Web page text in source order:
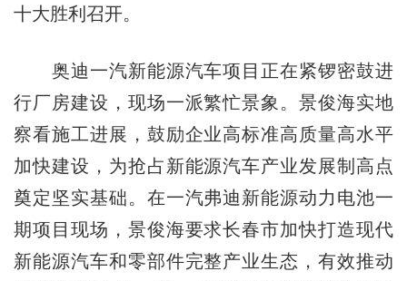
十大胜利召开。
奥迪一汽新能源汽车项目正在紧锣密鼓进
行厂房建设，现场一派繁忙景象。景俊海实地
察看施工进展，鼓励企业高标准高质量高水平
加快建设，为抢占新能源汽车产业发展制高点
奠定坚实基础。在一汽弗迪新能源动力电池一
期项目现场，景俊海要求长春市加快打造现代
新能源汽车和零部件完整产业生态，有效推动